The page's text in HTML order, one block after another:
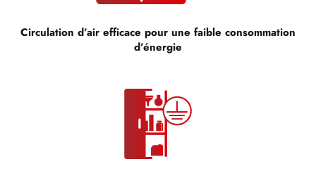
Circulation d’air efficace pour une faible consommation
d’énergie